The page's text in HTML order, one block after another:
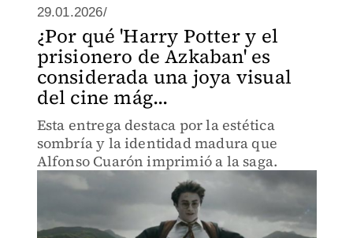
29.01.2026/
¿Por qué 'Harry Potter y el
prisionero de Azkaban' es
considerada una joya visual
del cine mág...
Esta entrega destaca por la estética
sombría y la identidad madura que
Alfonso Cuarón imprimió a la saga.